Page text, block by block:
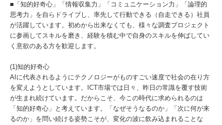
■「知的好奇心」「情報収集力」「コミュニケーション力」「論理的
思考力」を自らドライブし、率先して行動できる（自走できる）社員
が活躍しています。初めから出来なくても、様々な調査プロジェクト
に参画してスキルを磨き、経験を積む中で自身のスキルを伸ばしてい
く意欲のある方を歓迎します。
(1)知的好奇心
AIに代表されるようにテクノロジーがものすごい速度で社会の在り方
を変えようとしています。ICT市場では日々、昨日の常識を覆す技術
が生まれ続けています。だからこそ、今この時代に求められるのは
「知的好奇心」と考えています。「なぜそうなるのか」「次に何が来
るのか」を問い続ける姿勢こそが、変化の波に飲み込まれることな